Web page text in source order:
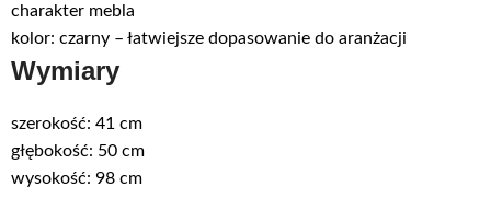
charakter mebla
kolor: czarny – łatwiejsze dopasowanie do aranżacji
Wymiary
szerokość: 41 cm
głębokość: 50 cm
wysokość: 98 cm